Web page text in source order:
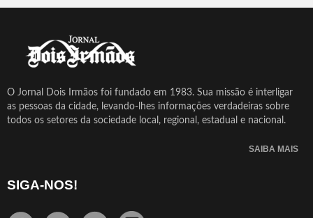
O Jornal Dois Irmãos foi fundado em 1983. Sua missão é interligar
as pessoas da cidade, levando-lhes informações verdadeiras sobre
todos os setores da sociedade local, regional, estadual e nacional.
SAIBA MAIS
SIGA-NOS!